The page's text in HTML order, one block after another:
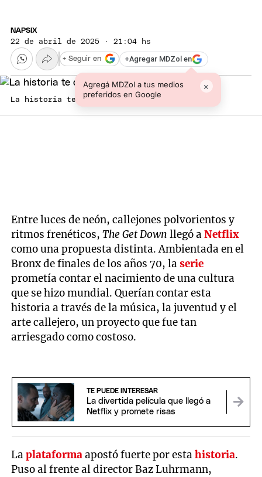
NAPSIX
22 de abril de 2025 · 21:04 hs
+Agregar MDZol en
Agregá MDZol a tus medios
preferidos en Google
×
+ Seguir en
La historia te deja a medias. Foto: Archivo
Entre luces de neón, callejones polvorientos y
ritmos frenéticos,The Get Down llegó aNetflix
como una propuesta distinta. Ambientada en el
Bronx de finales de los años 70, laserie
prometía contar el nacimiento de una cultura
que se hizo mundial. Querían contar esta
historia a través de la música, la juventud y el
arte callejero, un proyecto que fue tan
arriesgado como costoso.
TE PUEDE INTERESAR
La divertida película que llegó a
Netflix y promete risas
Laplataformaapostó fuerte por estahistoria.
Puso al frente al director Baz Luhrmann,